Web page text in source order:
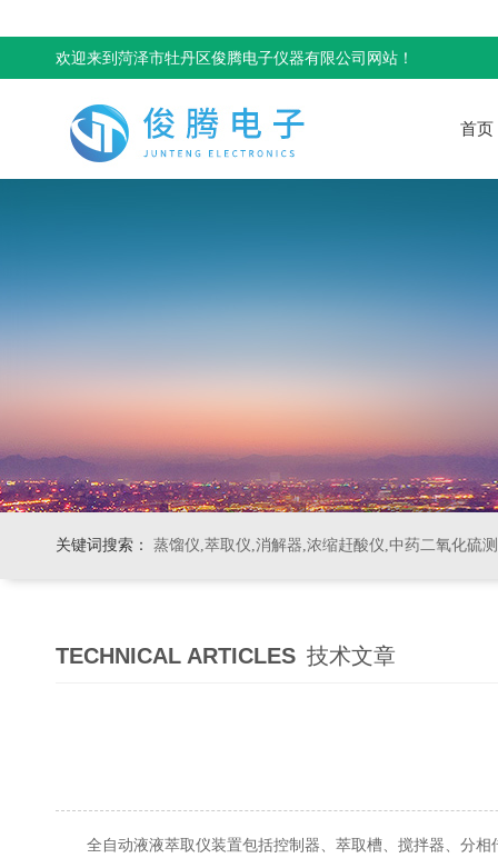
欢迎来到菏泽市牡丹区俊腾电子仪器有限公司网站！
首页
关键词搜索： 蒸馏仪,萃取仪,消解器,浓缩赶酸仪,中药二氧化硫
TECHNICAL ARTICLES 技术文章
全自动液液萃取仪装置包括控制器、萃取槽、搅拌器、分相